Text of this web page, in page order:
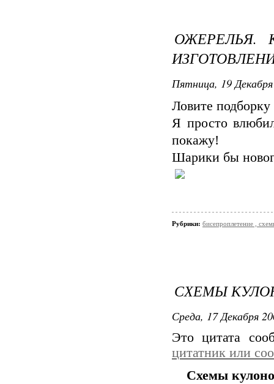
ОЖЕРЕЛЬЯ.
Пятница, 19
Ловите подборку
Я просто
покажу!
Шарики бы
Рубрики: бисепроплетение ,
СХЕМЫ
Среда, 17 Декабря
Это цитата
цитатник или
Схемы